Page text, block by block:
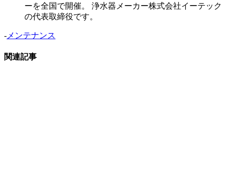
ーを全国で開催。 浄水器メーカー株式会社イーテック
の代表取締役です。
- メンテナンス
関連記事